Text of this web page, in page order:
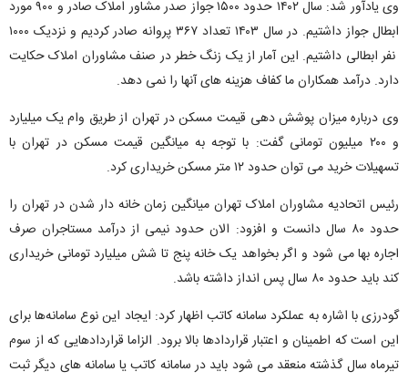
وی یادآور شد: سال ۱۴۰۲ حدود ۱۵۰۰ جواز صدر مشاور املاک صادر و ۹۰۰ مورد
ابطال جواز داشتیم. در سال ۱۴۰۳ تعداد ۳۶۷ پروانه صادر کردیم و نزدیک ۱۰۰۰
نفر ابطالی داشتیم. این آمار از یک زنگ خطر در صنف مشاوران املاک حکایت
دارد. درآمد همکاران ما کفاف هزینه های آنها را نمی دهد.
وی درباره میزان پوشش دهی قیمت مسکن در تهران از طریق وام یک میلیارد
و ۲۰۰ میلیون تومانی گفت: با توجه به میانگین قیمت مسکن در تهران با
تسهیلات خرید می توان حدود ۱۲ متر مسکن خریداری کرد.
رئیس اتحادیه مشاوران املاک تهران میانگین زمان خانه دار شدن در تهران را
حدود ۸۰ سال دانست و افزود: الان حدود نیمی از درآمد مستاجران صرف
اجاره بها می شود و اگر بخواهد یک خانه پنج تا شش میلیارد تومانی خریداری
کند باید حدود ۸۰ سال پس انداز داشته باشد.
گودرزی با اشاره به عملکرد سامانه کاتب اظهار کرد: ایجاد این نوع سامانه‌ها برای
این است که اطمینان و اعتبار قراردادها بالا برود. الزاما قراردادهایی که از سوم
تیرماه سال گذشته منعقد می شود باید در سامانه کاتب یا سامانه های دیگر ثبت